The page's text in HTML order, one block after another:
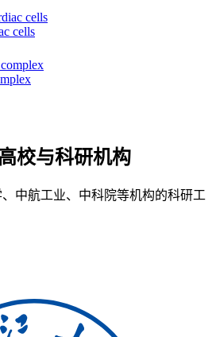
cells
校与科研机构
中航工业、中科院等机构的科研工